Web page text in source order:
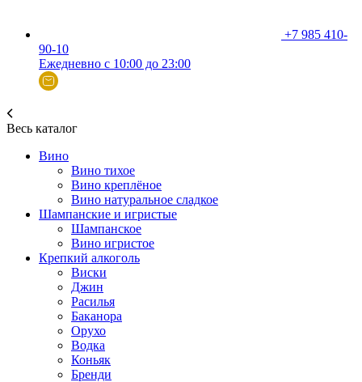
+7 985 410-
90-10
Ежедневно с 10:00 до 23:00
Весь каталог
Вино
Вино тихое
Вино креплёное
Вино натуральное сладкое
Шампанские и игристые
Шампанское
Вино игристое
Крепкий алкоголь
Виски
Джин
Расилья
Баканора
Орухо
Водка
Коньяк
Бренди